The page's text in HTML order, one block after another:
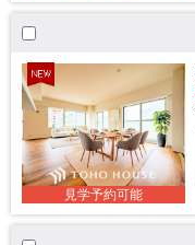
見学予約可能